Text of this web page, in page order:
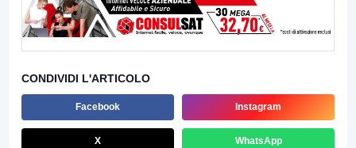
CONDIVIDI L'ARTICOLO
Facebook Instagram
X WhatsApp